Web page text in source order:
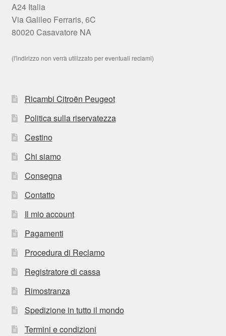
A24 Italia
Via Galileo Ferraris, 6C
80020 Casavatore NA
(l'indirizzo non verrà utilizzato per eventuali reclami)
Ricambi Citroën Peugeot
Politica sulla riservatezza
Cestino
Chi siamo
Consegna
Contatto
Il mio account
Pagamenti
Procedura di Reclamo
Registratore di cassa
Rimostranza
Spedizione in tutto il mondo
Termini e condizioni